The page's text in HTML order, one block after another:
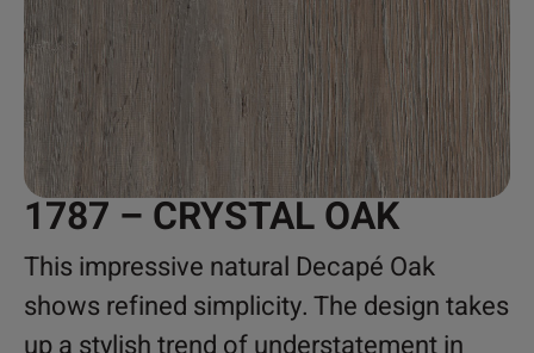
1787 – CRYSTAL OAK
This impressive natural Decapé Oak
shows refined simplicity. The design takes